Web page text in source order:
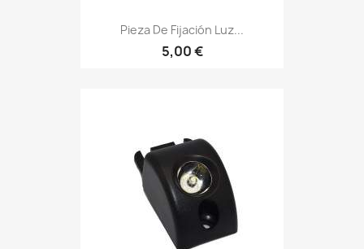
Pieza De Fijación Luz...
5,00 €